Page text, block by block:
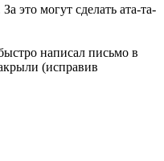
это могут сделать ата-та-
написал письмо в
(исправив